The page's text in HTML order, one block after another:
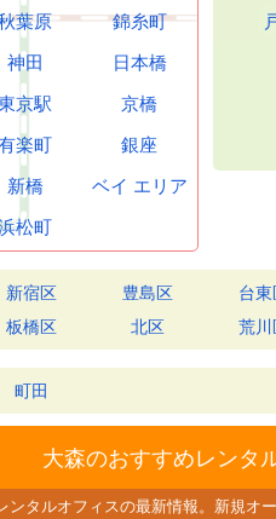
フィスを借りるメリット
ルオフィスの賃料相場
フィスを住所で検索
ルオフィス
フィス：まとめ
新宿区 豊島区 台
板橋区 北区 荒
葉原
錦糸町
神田
日本橋
京駅
京橋
楽町
銀座
新橋 ベイ エリア
松町
町田
大森のおすすめレンタ
ンタルオフィスの最新情報。 新規オ